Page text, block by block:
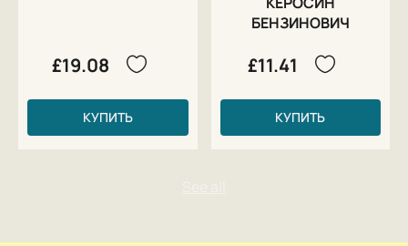
£19.08
КУПИТЬ
БЕНЗИНОВИЧ
£11.41
КУПИТЬ